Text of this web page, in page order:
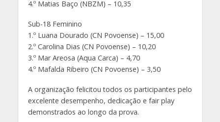
4.º Matias Baço (NBZM) – 10,35
Sub-18 Feminino
1.º Luana Dourado (CN Povoense) – 15,00
2.º Carolina Dias (CN Povoense) – 10,20
3.º Mar Areosa (Aqua Carca) – 4,70
4.º Mafalda Ribeiro (CN Povoense) – 3,50
A organização felicitou todos os participantes pelo
excelente desempenho, dedicação e fair play
demonstrados ao longo da prova.